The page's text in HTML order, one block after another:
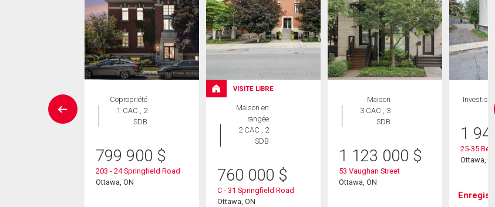
Copropriété
1 CAC , 2
SDB
799 900 $
203 - 24 Springfield Road
Ottawa, ON
VISITE LIBRE
Maison en
rangée
2 CAC , 2
SDB
760 000 $
C - 31 Springfield Road
Ottawa, ON
Maison
3 CAC , 3
SDB
1 123 000 $
53 Vaughan Street
Ottawa, ON
1
25-35
Ottawa, ON